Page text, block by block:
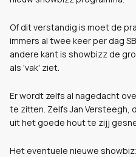
Of dit verstandig is moet de
immers al twee keer per dag
andere kant is showbizz de
als 'vak' ziet.
Er wordt zelfs al nagedacht
te zitten. Zelfs Jan
uit het goede hout te zijj
Het eventuele nieuwe